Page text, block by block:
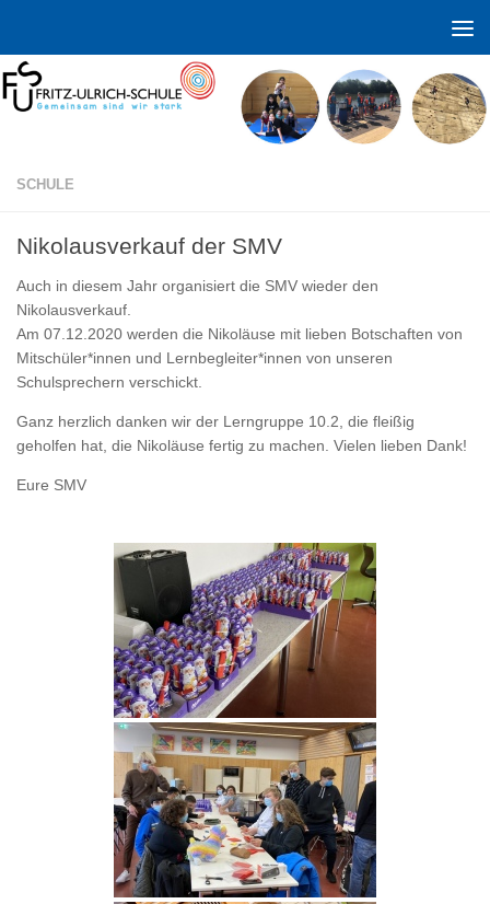
SCHULE
Nikolausverkauf der SMV
Auch in diesem Jahr organisiert die SMV wieder den
Nikolausverkauf.
Am 07.12.2020 werden die Nikoläuse mit lieben Botschaften von
Mitschüler*innen und Lernbegleiter*innen von unseren
Schulsprechern verschickt.
Ganz herzlich danken wir der Lerngruppe 10.2, die fleißig
geholfen hat, die Nikoläuse fertig zu machen. Vielen lieben Dank!
Eure SMV